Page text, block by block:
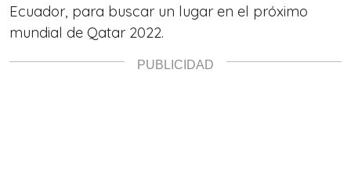
Ecuador, para buscar un lugar en el próximo
mundial de Qatar 2022.